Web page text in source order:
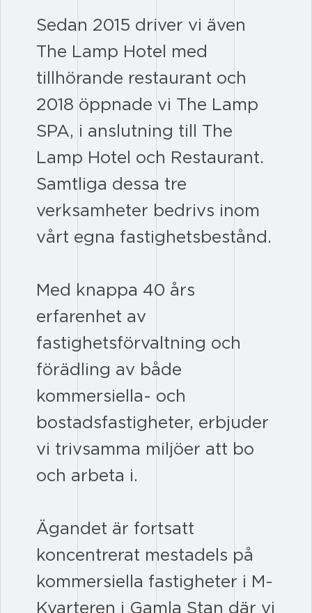
Sedan 2015 driver vi även
The Lamp Hotel med
tillhörande restaurant och
2018 öppnade vi The Lamp
SPA, i anslutning till The
Lamp Hotel och Restaurant.
Samtliga dessa tre
verksamheter bedrivs inom
vårt egna fastighetsbestånd.
Med knappa 40 års
erfarenhet av
fastighetsförvaltning och
förädling av både
kommersiella- och
bostadsfastigheter, erbjuder
vi trivsamma miljöer att bo
och arbeta i.
Ägandet är fortsatt
koncentrerat mestadels på
kommersiella fastigheter i M-
Kvarteren i Gamla Stan där vi